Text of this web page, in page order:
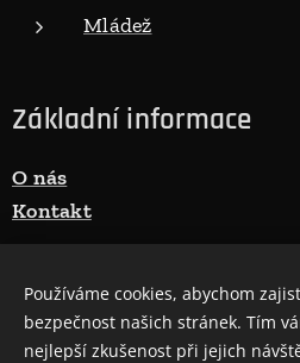
Mládež
Základní informace
O nás
Kontakt
E-mail:
Používáme cookies, abychom
bezpečnost našich stránek. Tím
nejlepší zkušenost při jejich